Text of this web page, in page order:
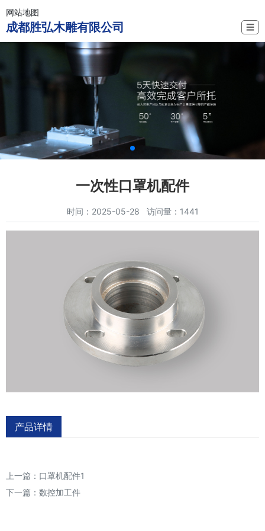
网站地图
成都胜弘木雕有限公司 ☰
一次性口罩机配件
时间：2025-05-28 访问量：1441
产品详情
上一篇： 口罩机配件1
下一篇： 数控加工件